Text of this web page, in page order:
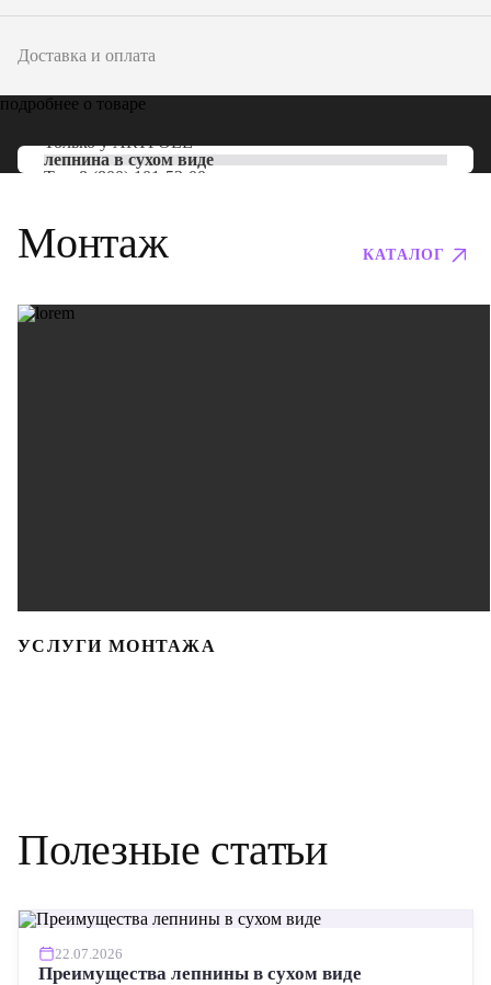
Доставка и оплата
подробнее о товаре
Только уARTPOLE
лепнина в сухом виде
Тел: 8 (800) 101-53-00
Монтаж КАТАЛОГ
УСЛУГИ МОНТАЖА
Полезные статьи
22.07.2026
Преимущества лепнины в сухом виде